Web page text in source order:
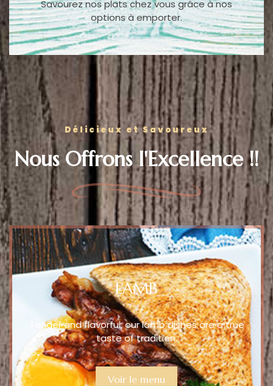
Savourez nos plats chez vous grâce à nos
options à emporter.
Délicieux et Savoureux
Nous Offrons l'Excellence !!
LAMB
Tender and flavorful, our lamb dishes are a true
taste of tradition.
Voir le menu